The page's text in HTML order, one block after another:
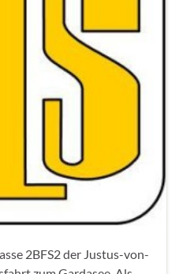
2BFS2 der Justus-von-